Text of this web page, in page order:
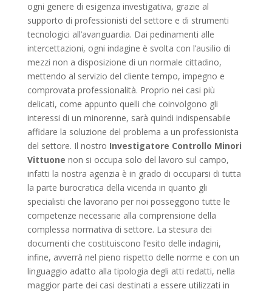
ogni genere di esigenza investigativa, grazie al
supporto di professionisti del settore e di strumenti
tecnologici all’avanguardia. Dai pedinamenti alle
intercettazioni, ogni indagine è svolta con l’ausilio di
mezzi non a disposizione di un normale cittadino,
mettendo al servizio del cliente tempo, impegno e
comprovata professionalità. Proprio nei casi più
delicati, come appunto quelli che coinvolgono gli
interessi di un minorenne, sarà quindi indispensabile
affidare la soluzione del problema a un professionista
del settore. Il nostro Investigatore Controllo Minori
Vittuone non si occupa solo del lavoro sul campo,
infatti la nostra agenzia è in grado di occuparsi di tutta
la parte burocratica della vicenda in quanto gli
specialisti che lavorano per noi posseggono tutte le
competenze necessarie alla comprensione della
complessa normativa di settore. La stesura dei
documenti che costituiscono l’esito delle indagini,
infine, avverrà nel pieno rispetto delle norme e con un
linguaggio adatto alla tipologia degli atti redatti, nella
maggior parte dei casi destinati a essere utilizzati in